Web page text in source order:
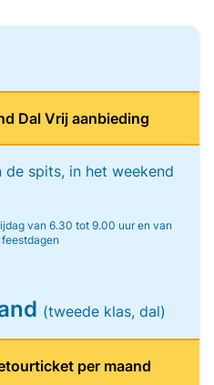
Dal Vrij aanbieding
spits, in het weekend
van 6.30 tot 9.00 uur en van
(tweede klas, dal)
per maand